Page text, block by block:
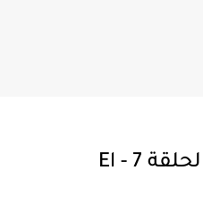
مسلسل الخطيفة الحلقة 7 - El